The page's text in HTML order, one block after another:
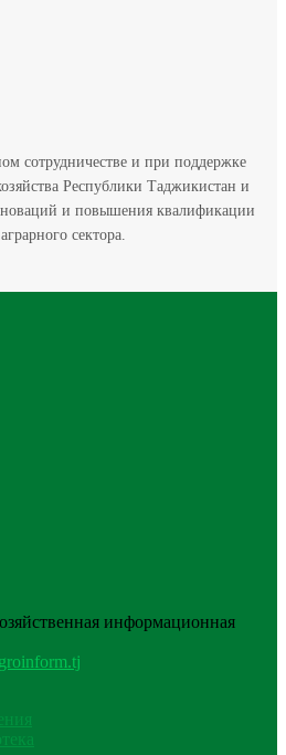
сотрудничестве и при поддержке
Республики Таджикистан и
и повышения квалификации
сектора.
информационная